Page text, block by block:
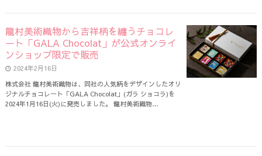
龍村美術織物から吉祥柄を纏うチョコレ
ート「GALA Chocolat」が公式オンライ
ンショップ限定で販売
2024年2月16日
株式会社 龍村美術織物は、同社の人気柄をデザインしたオリ
ジナルチョコレート「GALA Chocolat」(ガラ ショコラ)を
2024年1月16日(火)に発売しました。 龍村美術織物…